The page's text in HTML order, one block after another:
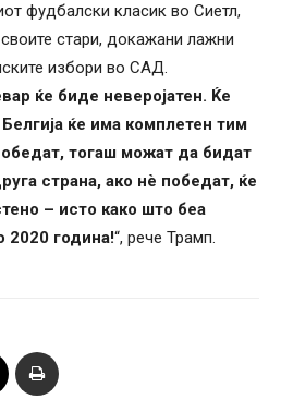
фудбалски класик во Сиетл,
стари, докажани лажни
избори во САД.
ќе биде неверојатен. Ќе
ќе има комплетен тим
тогаш можат да бидат
страна, ако нè победат, ќе
– исто како што беа
2020 година!“, рече Трамп.